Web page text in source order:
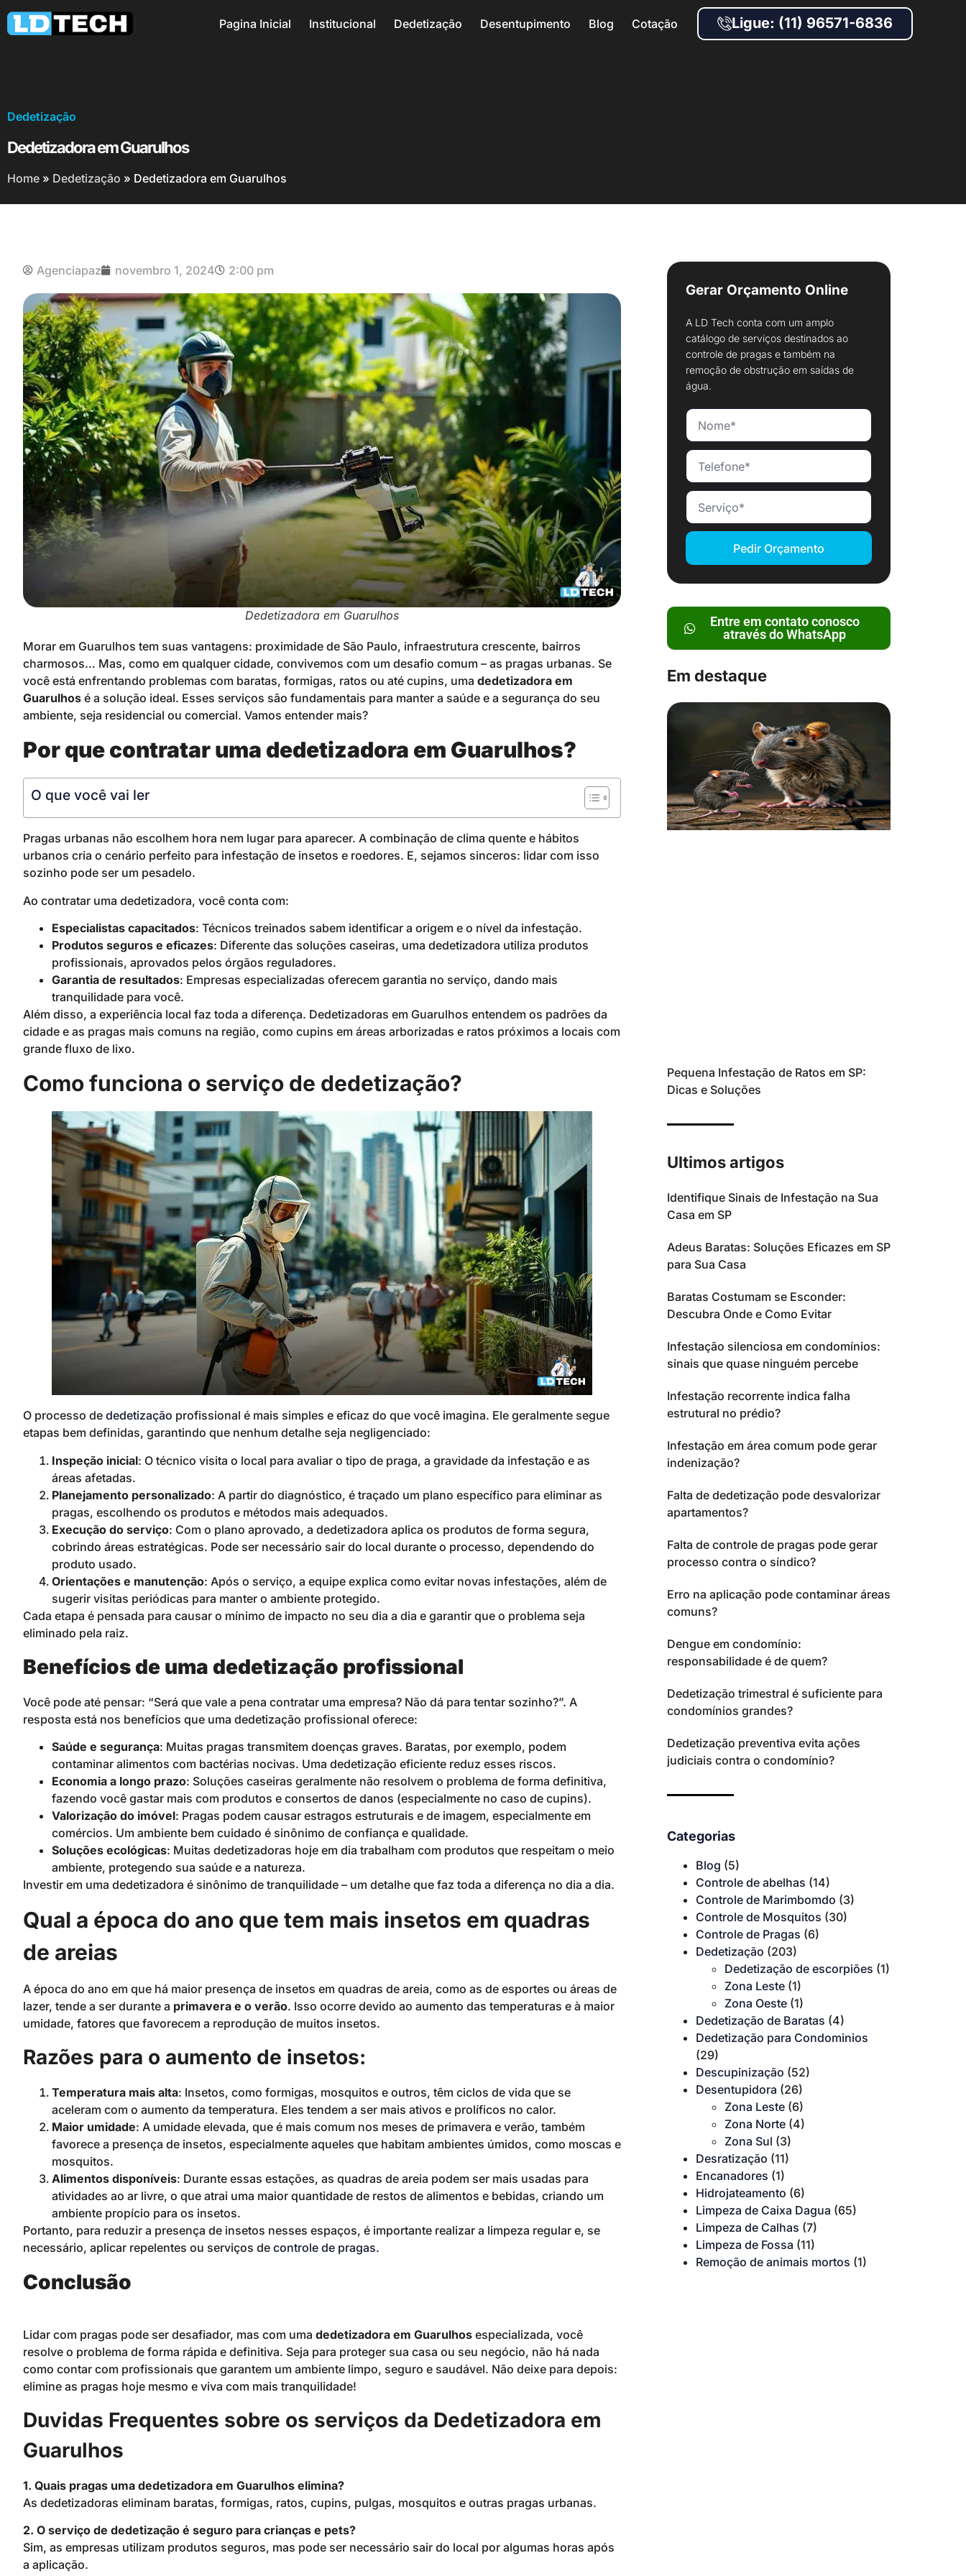
Pagina Inicial Institucional Dedetização Desentupimento Blog Cotação Ligue: (11) 96571-6836
Dedetização
Dedetizadora em Guarulhos
Home » Dedetização » Dedetizadora em Guarulhos
Agenciapaz novembro 1, 2024 2:00 pm
Dedetizadora em Guarulhos
Morar em Guarulhos tem suas vantagens: proximidade de São Paulo, infraestrutura crescente, bairros
charmosos… Mas, como em qualquer cidade, convivemos com um desafio comum – as pragas urbanas. Se
você está enfrentando problemas com baratas, formigas, ratos ou até cupins, uma dedetizadora em
Guarulhos é a solução ideal. Esses serviços são fundamentais para manter a saúde e a segurança do seu
ambiente, seja residencial ou comercial. Vamos entender mais?
Por que contratar uma dedetizadora em Guarulhos?
O que você vai ler
Pragas urbanas não escolhem hora nem lugar para aparecer. A combinação de clima quente e hábitos
urbanos cria o cenário perfeito para infestação de insetos e roedores. E, sejamos sinceros: lidar com isso
sozinho pode ser um pesadelo.
Ao contratar uma dedetizadora, você conta com:
Especialistas capacitados: Técnicos treinados sabem identificar a origem e o nível da infestação.
Produtos seguros e eficazes: Diferente das soluções caseiras, uma dedetizadora utiliza produtos
profissionais, aprovados pelos órgãos reguladores.
Garantia de resultados: Empresas especializadas oferecem garantia no serviço, dando mais
tranquilidade para você.
Além disso, a experiência local faz toda a diferença. Dedetizadoras em Guarulhos entendem os padrões da
cidade e as pragas mais comuns na região, como cupins em áreas arborizadas e ratos próximos a locais com
grande fluxo de lixo.
Como funciona o serviço de dedetização?
O processo de dedetização profissional é mais simples e eficaz do que você imagina. Ele geralmente segue
etapas bem definidas, garantindo que nenhum detalhe seja negligenciado:
Inspeção inicial: O técnico visita o local para avaliar o tipo de praga, a gravidade da infestação e as
áreas afetadas.
Planejamento personalizado: A partir do diagnóstico, é traçado um plano específico para eliminar as
pragas, escolhendo os produtos e métodos mais adequados.
Execução do serviço: Com o plano aprovado, a dedetizadora aplica os produtos de forma segura,
cobrindo áreas estratégicas. Pode ser necessário sair do local durante o processo, dependendo do
produto usado.
Orientações e manutenção: Após o serviço, a equipe explica como evitar novas infestações, além de
sugerir visitas periódicas para manter o ambiente protegido.
Cada etapa é pensada para causar o mínimo de impacto no seu dia a dia e garantir que o problema seja
eliminado pela raiz.
Benefícios de uma dedetização profissional
Você pode até pensar: “Será que vale a pena contratar uma empresa? Não dá para tentar sozinho?”. A
resposta está nos benefícios que uma dedetização profissional oferece:
Saúde e segurança: Muitas pragas transmitem doenças graves. Baratas, por exemplo, podem
contaminar alimentos com bactérias nocivas. Uma dedetização eficiente reduz esses riscos.
Economia a longo prazo: Soluções caseiras geralmente não resolvem o problema de forma definitiva,
fazendo você gastar mais com produtos e consertos de danos (especialmente no caso de cupins).
Valorização do imóvel: Pragas podem causar estragos estruturais e de imagem, especialmente em
comércios. Um ambiente bem cuidado é sinônimo de confiança e qualidade.
Soluções ecológicas: Muitas dedetizadoras hoje em dia trabalham com produtos que respeitam o meio
ambiente, protegendo sua saúde e a natureza.
Investir em uma dedetizadora é sinônimo de tranquilidade – um detalhe que faz toda a diferença no dia a dia.
Qual a época do ano que tem mais insetos em quadras
de areias
A época do ano em que há maior presença de insetos em quadras de areia, como as de esportes ou áreas de
lazer, tende a ser durante a primavera e o verão. Isso ocorre devido ao aumento das temperaturas e à maior
umidade, fatores que favorecem a reprodução de muitos insetos.
Razões para o aumento de insetos:
Temperatura mais alta: Insetos, como formigas, mosquitos e outros, têm ciclos de vida que se
aceleram com o aumento da temperatura. Eles tendem a ser mais ativos e prolíficos no calor.
Maior umidade: A umidade elevada, que é mais comum nos meses de primavera e verão, também
favorece a presença de insetos, especialmente aqueles que habitam ambientes úmidos, como moscas e
mosquitos.
Alimentos disponíveis: Durante essas estações, as quadras de areia podem ser mais usadas para
atividades ao ar livre, o que atrai uma maior quantidade de restos de alimentos e bebidas, criando um
ambiente propício para os insetos.
Portanto, para reduzir a presença de insetos nesses espaços, é importante realizar a limpeza regular e, se
necessário, aplicar repelentes ou serviços de controle de pragas.
Conclusão
Lidar com pragas pode ser desafiador, mas com uma dedetizadora em Guarulhos especializada, você
resolve o problema de forma rápida e definitiva. Seja para proteger sua casa ou seu negócio, não há nada
como contar com profissionais que garantem um ambiente limpo, seguro e saudável. Não deixe para depois:
elimine as pragas hoje mesmo e viva com mais tranquilidade!
Duvidas Frequentes sobre os serviços da Dedetizadora em
Guarulhos
1. Quais pragas uma dedetizadora em Guarulhos elimina?
As dedetizadoras eliminam baratas, formigas, ratos, cupins, pulgas, mosquitos e outras pragas urbanas.
2. O serviço de dedetização é seguro para crianças e pets?
Sim, as empresas utilizam produtos seguros, mas pode ser necessário sair do local por algumas horas após
a aplicação.
Gerar Orçamento Online
A LD Tech conta com um amplo
catálogo de serviços destinados ao
controle de pragas e também na
remoção de obstrução em saídas de
água.
Pedir Orçamento
Entre em contato conosco
através do WhatsApp
Em destaque
Pequena Infestação de Ratos em SP:
Dicas e Soluções
Ultimos artigos
Identifique Sinais de Infestação na Sua
Casa em SP
Adeus Baratas: Soluções Eficazes em SP
para Sua Casa
Baratas Costumam se Esconder:
Descubra Onde e Como Evitar
Infestação silenciosa em condomínios:
sinais que quase ninguém percebe
Infestação recorrente indica falha
estrutural no prédio?
Infestação em área comum pode gerar
indenização?
Falta de dedetização pode desvalorizar
apartamentos?
Falta de controle de pragas pode gerar
processo contra o síndico?
Erro na aplicação pode contaminar áreas
comuns?
Dengue em condomínio:
responsabilidade é de quem?
Dedetização trimestral é suficiente para
condomínios grandes?
Dedetização preventiva evita ações
judiciais contra o condomínio?
Categorias
Blog (5)
Controle de abelhas (14)
Controle de Marimbomdo (3)
Controle de Mosquitos (30)
Controle de Pragas (6)
Dedetização (203)
Dedetização de escorpiões (1)
Zona Leste (1)
Zona Oeste (1)
Dedetização de Baratas (4)
Dedetização para Condominios
(29)
Descupinização (52)
Desentupidora (26)
Zona Leste (6)
Zona Norte (4)
Zona Sul (3)
Desratização (11)
Encanadores (1)
Hidrojateamento (6)
Limpeza de Caixa Dagua (65)
Limpeza de Calhas (7)
Limpeza de Fossa (11)
Remoção de animais mortos (1)